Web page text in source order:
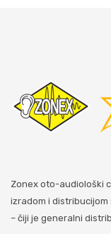
Zonex oto-audiološki
izradom i
– čiji je generalni